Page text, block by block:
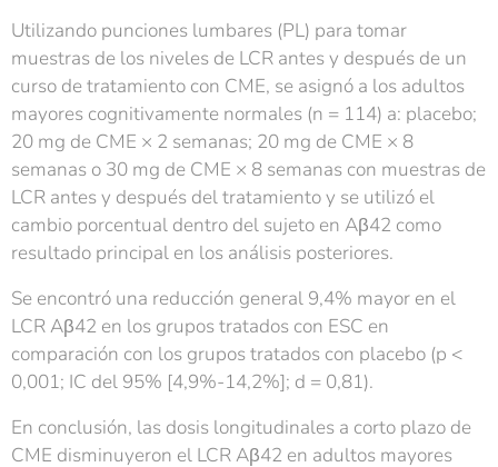
Utilizando punciones lumbares (PL) para tomar
muestras de los niveles de LCR antes y después de un
curso de tratamiento con CME, se asignó a los adultos
mayores cognitivamente normales (n = 114) a: placebo;
20 mg de CME × 2 semanas; 20 mg de CME × 8
semanas o 30 mg de CME × 8 semanas con muestras de
LCR antes y después del tratamiento y se utilizó el
cambio porcentual dentro del sujeto en Aβ42 como
resultado principal en los análisis posteriores.
Se encontró una reducción general 9,4% mayor en el
LCR Aβ42 en los grupos tratados con ESC en
comparación con los grupos tratados con placebo (p <
0,001; IC del 95% [4,9%-14,2%]; d = 0,81).
En conclusión, las dosis longitudinales a corto plazo de
CME disminuyeron el LCR Aβ42 en adultos mayores